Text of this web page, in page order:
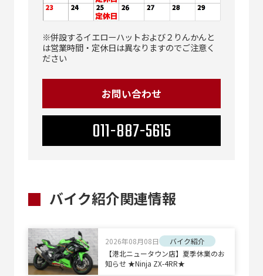
※併設するイエローハットおよび２りんかんと
は営業時間・定休日は異なりますのでご注意く
ださい
お問い合わせ
011-887-5615
バイク紹介関連情報
2026年08月08日
バイク紹介
【港北ニュータウン店】夏季休業のお
知らせ ★Ninja ZX-4RR★